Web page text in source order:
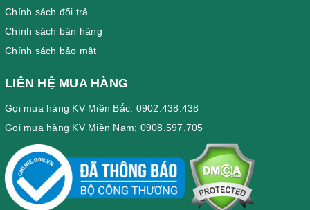
Chính sách đổi trả
Chính sách bán hàng
Chính sách bảo mật
LIÊN HỆ MUA HÀNG
Gọi mua hàng KV Miền Bắc: 0902.438.438
Gọi mua hàng KV Miền Nam: 0908.597.705